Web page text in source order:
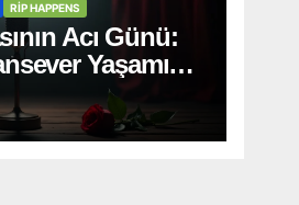
RİP HAPPENS
Acı Günü:
Yaşamını